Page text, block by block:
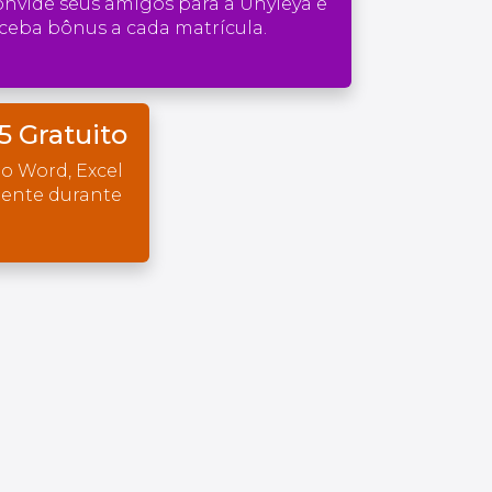
bônus a cada matrícula.
Gratuito
Word, Excel
durante